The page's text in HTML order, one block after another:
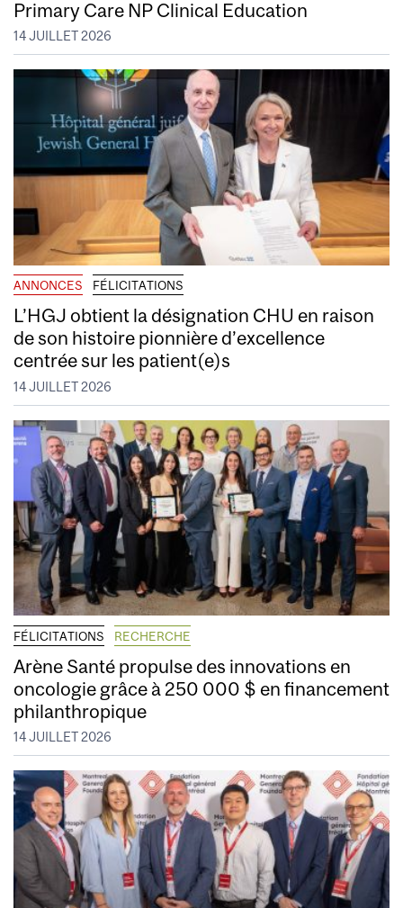
Primary Care NP Clinical Education
14 JUILLET 2026
ANNONCES FÉLICITATIONS
L’HGJ obtient la désignation CHU en raison
de son histoire pionnière d’excellence
centrée sur les patient(e)s
14 JUILLET 2026
FÉLICITATIONS RECHERCHE
Arène Santé propulse des innovations en
oncologie grâce à 250 000 $ en financement
philanthropique
14 JUILLET 2026